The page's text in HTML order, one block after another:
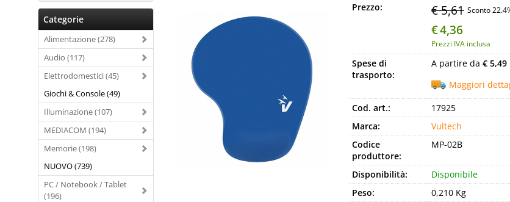
Categorie
Alimentazione (278)
Audio (117)
Elettrodomestici (45)
Giochi & Console (49)
Illuminazione (107)
MEDIACOM (194)
Memorie (198)
NUOVO (739)
PC / Notebook / Tablet
(196)
Prezzo: € 5,61 Sconto
€4,36
Prezzi IVA inclusa
Spese di
trasporto:
A partire da € 5,49
Maggiori
Cod. art.:
17925
Marca:
Vultech
Codice
produttore:
MP-02B
Disponibilità:
Disponibile
Peso:
0,210 Kg